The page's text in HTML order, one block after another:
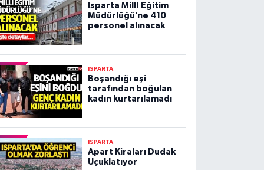
Isparta Millİ Eğitim
Müdürlüğü’ne 410
personel alınacak
ISPARTA
Boşandığı eşi
tarafından boğulan
kadın kurtarılamadı
ISPARTA
Apart Kiraları Dudak
Uçuklatıyor